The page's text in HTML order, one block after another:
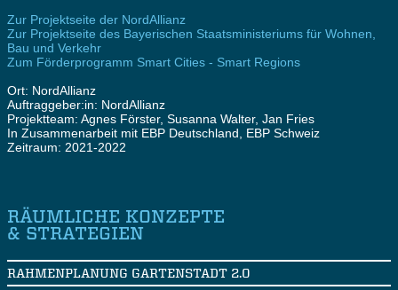
Zur Projektseite der NordAllianz
Zur Projektseite des Bayerischen Staatsministeriums für Wohnen,
Bau und Verkehr
Zum Förderprogramm Smart Cities - Smart Regions
Ort: NordAllianz
Auftraggeber:in: NordAllianz
Projektteam: Agnes Förster, Susanna Walter, Jan Fries
In Zusammenarbeit mit EBP Deutschland, EBP Schweiz
Zeitraum: 2021-2022
RÄUMLICHE KONZEPTE
& STRATEGIEN
RAHMENPLANUNG GARTENSTADT 2.0